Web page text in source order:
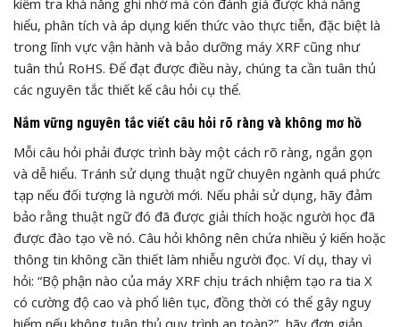
kiểm tra khả năng ghi nhớ mà còn đánh giá được khả năng
hiểu, phân tích và áp dụng kiến thức vào thực tiễn, đặc biệt là
trong lĩnh vực vận hành và bảo dưỡng máy XRF cũng như
tuân thủ RoHS. Để đạt được điều này, chúng ta cần tuân thủ
các nguyên tắc thiết kế câu hỏi cụ thể.
Nắm vững nguyên tắc viết câu hỏi rõ ràng và không mơ hồ
Mỗi câu hỏi phải được trình bày một cách rõ ràng, ngắn gọn
và dễ hiểu. Tránh sử dụng thuật ngữ chuyên ngành quá phức
tạp nếu đối tượng là người mới. Nếu phải sử dụng, hãy đảm
bảo rằng thuật ngữ đó đã được giải thích hoặc người học đã
được đào tạo về nó. Câu hỏi không nên chứa nhiều ý kiến hoặc
thông tin không cần thiết làm nhiễu người đọc. Ví dụ, thay vì
hỏi: “Bộ phận nào của máy XRF chịu trách nhiệm tạo ra tia X
có cường độ cao và phổ liên tục, đồng thời có thể gây nguy